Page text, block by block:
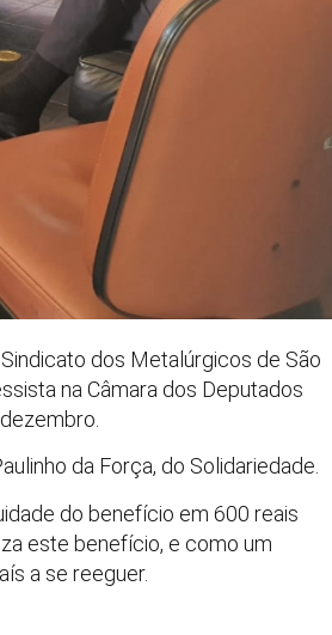
dos Metalúrgicos de São
na Câmara dos Deputados
da Força, do Solidariedade.
do benefício em 600 reais
este benefício, e como um
a se reeguer.